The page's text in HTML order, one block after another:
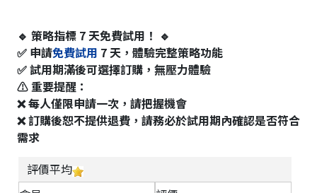
🔹 策略指標 7 天免費試用！ 🔹
✅ 申請免費試用 7 天，體驗完整策略功能
✅ 試用期滿後可選擇訂購，無壓力體驗
⚠ 重要提醒：
❌ 每人僅限申請一次，請把握機會
❌ 訂購後恕不提供退費，請務必於試用期內確認是否符合
需求
評價平均